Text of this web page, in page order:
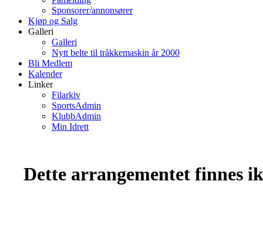
Sponsorer/annonsører
Kjøp og Salg
Galleri
Galleri
Nytt belte til tråkkemaskin år 2000
Bli Medlem
Kalender
Linker
Filarkiv
SportsAdmin
KlubbAdmin
Min Idrett
Dette arrangementet finnes